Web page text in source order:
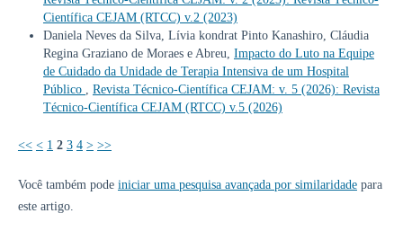
Científica CEJAM (RTCC) v.2 (2023)
Daniela Neves da Silva, Lívia kondrat Pinto Kanashiro, Cláudia
Regina Graziano de Moraes e Abreu, Impacto do Luto na Equipe
de Cuidado da Unidade de Terapia Intensiva de um Hospital
Público
Revista Técnico-Científica CEJAM: v. 5 (2026): Revista
Técnico-Científica CEJAM (RTCC) v.5 (2026)
<< < 1 2 3 4 > >>
Você também pode iniciar uma pesquisa avançada por similaridadepara
este artigo.